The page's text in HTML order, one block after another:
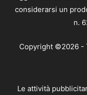
considerarsi un
n.
Copyright ©2026 -
Le attività